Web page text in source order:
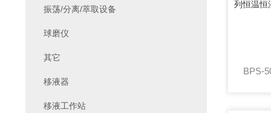
振荡/分离/萃取设备
球磨仪
其它
移液器
移液工作站